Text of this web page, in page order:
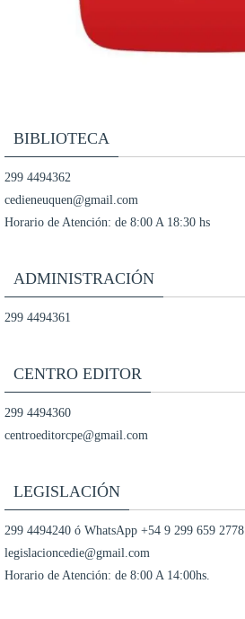
BIBLIOTECA
299 4494362
cedieneuquen@gmail.com
Horario de Atención: de 8:00 A 18:30 hs
ADMINISTRACIÓN
299 4494361
CENTRO EDITOR
299 4494360
centroeditorcpe@gmail.com
LEGISLACIÓN
299 4494240 ó WhatsApp +54 9 299 659 2778
legislacioncedie@gmail.com
Horario de Atención: de 8:00 A 14:00hs.